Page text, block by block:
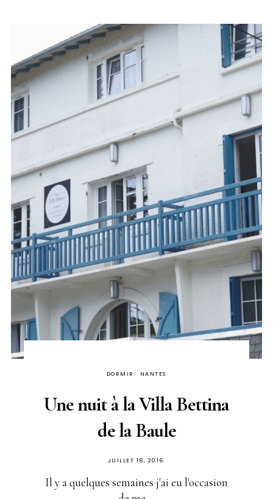
DORMIR NANTES
Une nuit à la Villa Bettina
de la Baule
PUBLIÉ
JUILLET 16, 2016
Il y a quelques semaines j'ai eu l'occasion